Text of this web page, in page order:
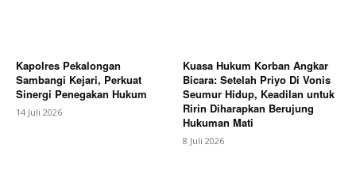
Kapolres Pekalongan
Sambangi Kejari, Perkuat
Sinergi Penegakan Hukum
14 Juli 2026
Kuasa Hukum Korban Angkar
Bicara: Setelah Priyo Di Vonis
Seumur Hidup, Keadilan untuk
Ririn Diharapkan Berujung
Hukuman Mati
8 Juli 2026